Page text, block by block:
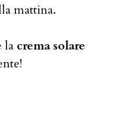
mattina.
la crema solare